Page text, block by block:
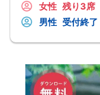
女性 残り3席
男性 受付終了